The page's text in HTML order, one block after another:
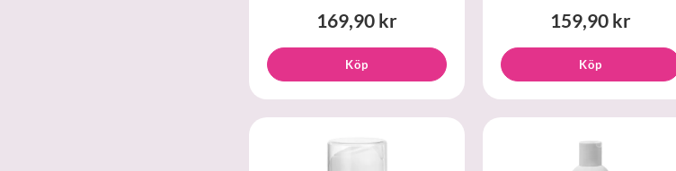
169,90 kr
Köp
159,90 kr
Köp